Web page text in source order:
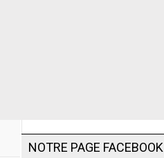
NOTRE PAGE FACEBOOK